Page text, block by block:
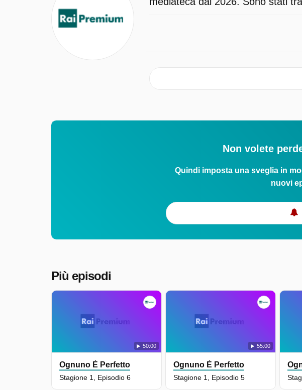
Non volete
Quindi imposta una sveglia in
nuovi
Più episodi
50:00
Ognuno È Perfetto
Stagione 1, Episodio 6
55:00
Ognuno È Perfetto
Stagione 1, Episodio 5